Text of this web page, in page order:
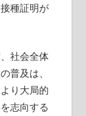
種証明が
社会全体
普及は、
り大局的
志向する